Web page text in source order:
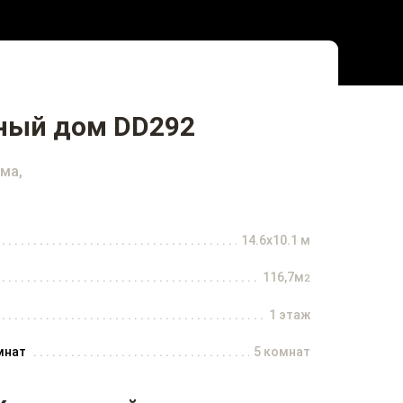
дом DD292
14.6x10.1 м
116,7м2
1 этаж
5 комнат